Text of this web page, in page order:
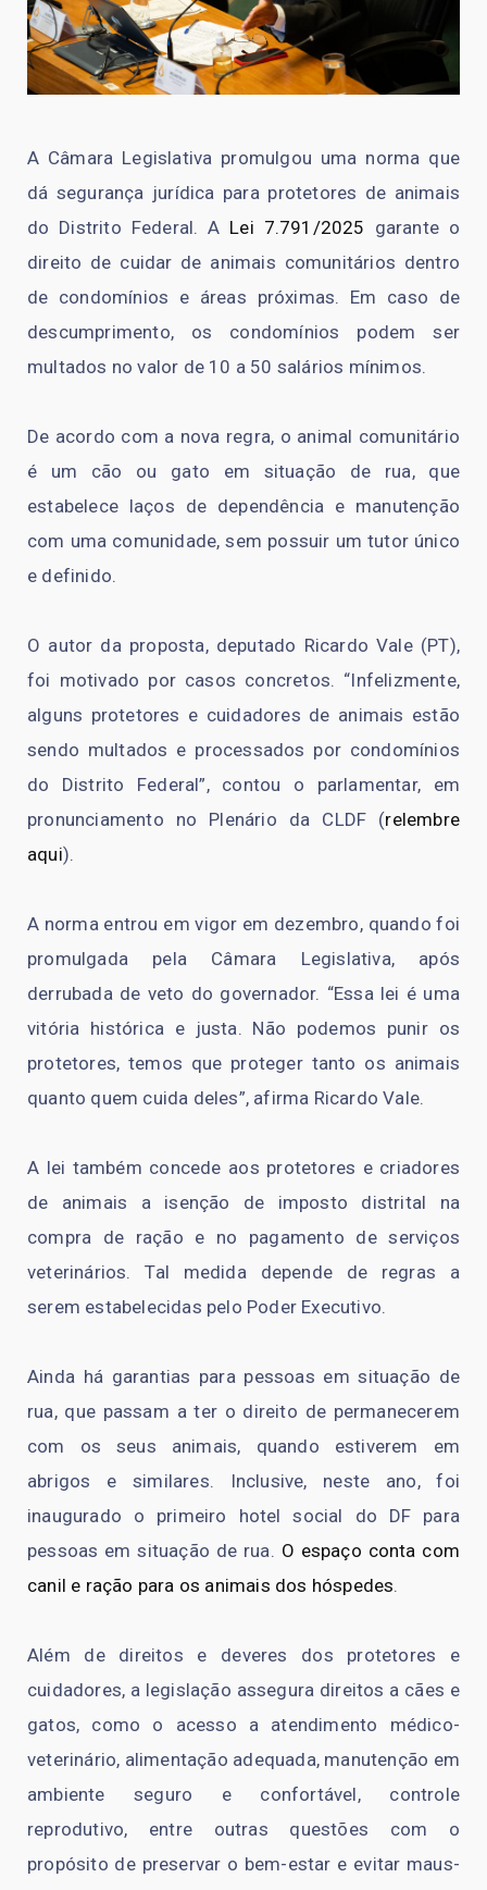
A Câmara Legislativa promulgou uma norma que
dá segurança jurídica para protetores de animais
do Distrito Federal. A Lei 7.791/2025 garante o
direito de cuidar de animais comunitários dentro
de condomínios e áreas próximas. Em caso de
descumprimento, os condomínios podem ser
multados no valor de 10 a 50 salários mínimos.
De acordo com a nova regra, o animal comunitário
é um cão ou gato em situação de rua, que
estabelece laços de dependência e manutenção
com uma comunidade, sem possuir um tutor único
e definido.
O autor da proposta, deputado Ricardo Vale (PT),
foi motivado por casos concretos. “Infelizmente,
alguns protetores e cuidadores de animais estão
sendo multados e processados por condomínios
do Distrito Federal”, contou o parlamentar, em
pronunciamento no Plenário da CLDF (relembre
aqui).
A norma entrou em vigor em dezembro, quando foi
promulgada pela Câmara Legislativa, após
derrubada de veto do governador. “Essa lei é uma
vitória histórica e justa. Não podemos punir os
protetores, temos que proteger tanto os animais
quanto quem cuida deles”, afirma Ricardo Vale.
A lei também concede aos protetores e criadores
de animais a isenção de imposto distrital na
compra de ração e no pagamento de serviços
veterinários. Tal medida depende de regras a
serem estabelecidas pelo Poder Executivo.
Ainda há garantias para pessoas em situação de
rua, que passam a ter o direito de permanecerem
com os seus animais, quando estiverem em
abrigos e similares. Inclusive, neste ano, foi
inaugurado o primeiro hotel social do DF para
pessoas em situação de rua. O espaço conta com
canil e ração para os animais dos hóspedes.
Além de direitos e deveres dos protetores e
cuidadores, a legislação assegura direitos a cães e
gatos, como o acesso a atendimento médico-
veterinário, alimentação adequada, manutenção em
ambiente seguro e confortável, controle
reprodutivo, entre outras questões com o
propósito de preservar o bem-estar e evitar maus-